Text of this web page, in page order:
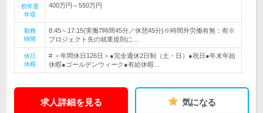
初年度
年収
400万円～550万円
勤務
時間
8:45～17:15(実働7時間45分／休憩45分)※時間外労働有無：有※
プロジェクト先の就業規則に…
休日
休暇
# ＜年間休日126日＞●完全週休2日制（土・日）●祝日●年末年始
休暇●ゴールデンウィーク●有給休暇…
求人詳細を見る 気になる